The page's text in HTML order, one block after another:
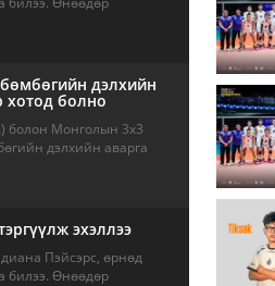
дэлхийн
хотод болно
болон Монголын 3х3
дэлхийн аварга
эхэллээ
Пэйсэрс, өрнөд
билээ. Өнөөдөр